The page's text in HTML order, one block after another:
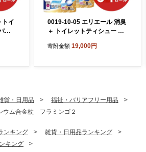
トイ
ク
ト
0019-10-05 エリエール 消臭
＋ トイレットティシュー し
の香り コンパクトダブル 8ロ
寄附金額 19,000円
貨・日用品
福祉・バリアフリー用品
ウム合金杖 フラミンゴ２
ンキング
雑貨・日用品ランキング
キング